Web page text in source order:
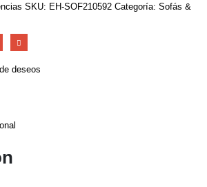
SKU: EH-SOF210592 Categoría: Sofás &
deseos